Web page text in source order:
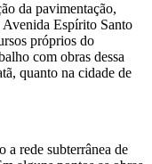
da pavimentação,
Avenida Espírito Santo
próprios do
com obras dessa
quanto na cidade de
rede subterrânea de